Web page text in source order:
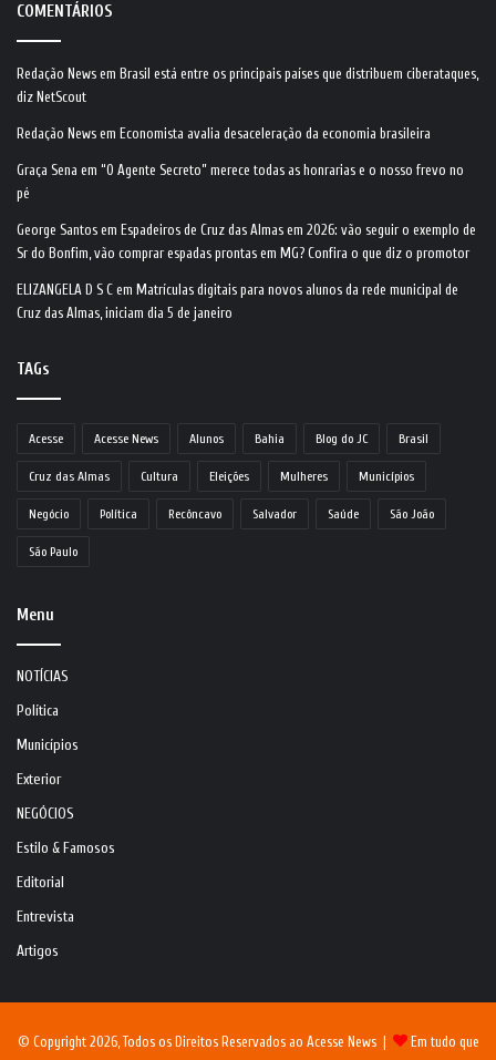
COMENTÁRIOS
Redação News em Brasil está entre os principais países que distribuem ciberataques,
diz NetScout
Redação News em Economista avalia desaceleração da economia brasileira
Graça Sena em “O Agente Secreto” merece todas as honrarias e o nosso frevo no
pé
George Santos em Espadeiros de Cruz das Almas em 2026: vão seguir o exemplo de
Sr do Bonfim, vão comprar espadas prontas em MG? Confira o que diz o promotor
ELIZANGELA D S C em Matrículas digitais para novos alunos da rede municipal de
Cruz das Almas, iniciam dia 5 de janeiro
TAGs
Acesse Acesse News Alunos Bahia Blog do JC Brasil
Cruz das Almas Cultura Eleições Mulheres Municípios
Negócio Política Recôncavo Salvador Saúde São João
São Paulo
Menu
NOTÍCIAS
Política
Municípios
Exterior
NEGÓCIOS
Estilo & Famosos
Editorial
Entrevista
Artigos
© Copyright 2026, Todos os Direitos Reservados ao Acesse News | Em tudo que